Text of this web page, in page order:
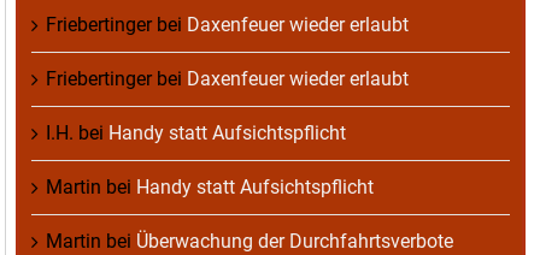
Friebertingerbei Daxenfeuer wieder erlaubt
Friebertingerbei Daxenfeuer wieder erlaubt
I.H. bei Handy statt Aufsichtspflicht
Martin bei Handy statt Aufsichtspflicht
Martin bei Überwachung der Durchfahrtsverbote